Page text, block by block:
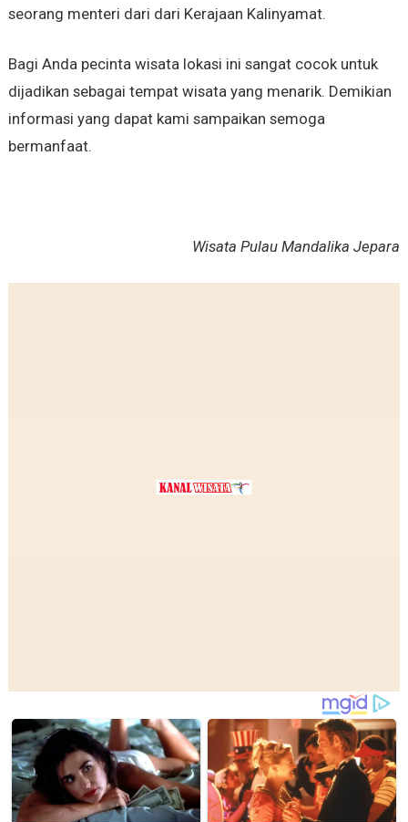
seorang menteri dari dari Kerajaan Kalinyamat.
Bagi Anda pecinta wisata lokasi ini sangat cocok untuk
dijadikan sebagai tempat wisata yang menarik. Demikian
informasi yang dapat kami sampaikan semoga
bermanfaat.
Wisata Pulau Mandalika Jepara